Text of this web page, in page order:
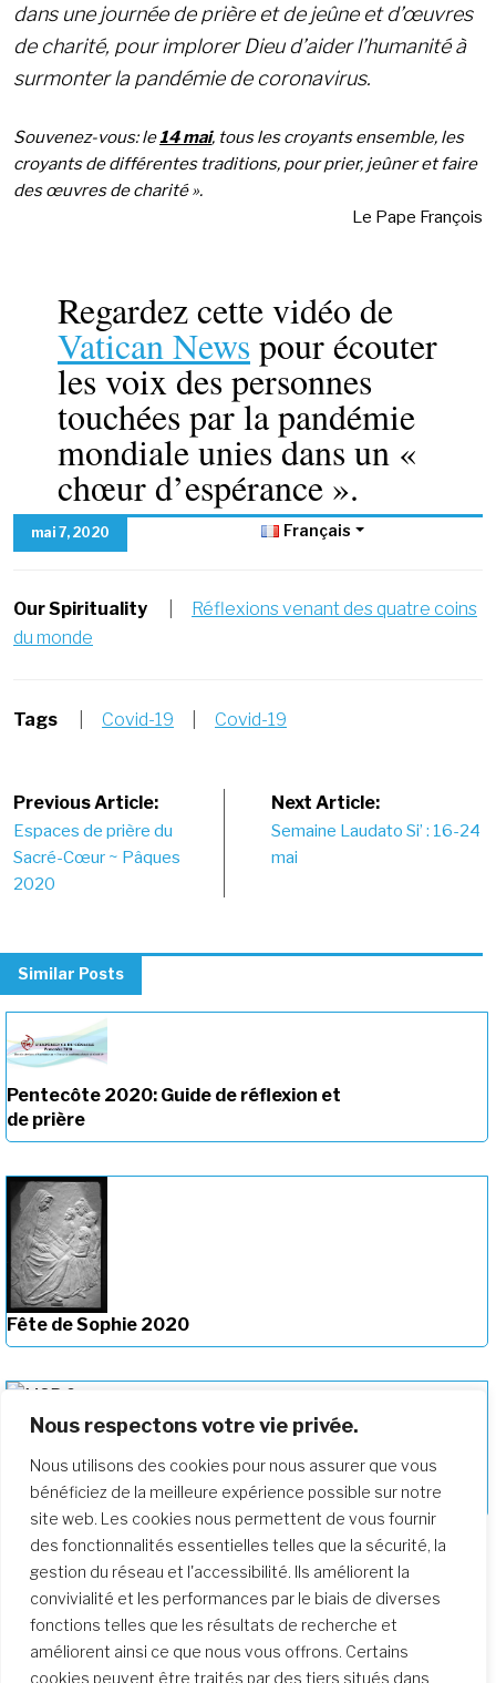
Nous respectons votre vie privée.
Nous utilisons des cookies pour nous assurer que vous
bénéficiez de la meilleure expérience possible sur notre
site web. Les cookies nous permettent de vous fournir
des fonctionnalités essentielles telles que la sécurité, la
gestion du réseau et l'accessibilité. Ils améliorent la
convivialité et les performances par le biais de diverses
fonctions telles que les résultats de recherche et
améliorent ainsi ce que nous vous offrons. Certains
cookies peuvent être traités par des tiers situés dans
dans une journée de prière et de jeûne et d’œuvres
de charité, pour implorer Dieu d’aider l’humanité à
surmonter la pandémie de coronavirus.
Souvenez-vous: le14 mai, tous les croyants ensemble, les
croyants de différentes traditions, pour prier, jeûner et faire
des œuvres de charité ».
Le Pape François
Regardez cette vidéo de
Vatican News pour écouter
les voix des personnes
touchées par la pandémie
mondiale unies dans un «
chœur d’espérance ».
mai 7, 2020 Français
Our Spirituality
Réflexions venant des quatre coins
du monde
Tags Covid-19 Covid-19
Post
navigation
Previous Article:
Espaces de prière du
Sacré-Cœur ~ Pâques
2020
Next Article:
Semaine Laudato Si’ : 16-24
mai
Similar Posts
Pentecôte 2020: Guide de réflexion et
de prière
Fête de Sophie 2020
Cœur au cours de la vie de Madeleine
Sophie Barat (1779-1865)